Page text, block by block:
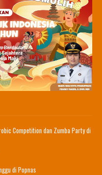
Competition dan Zumba Party di
di Popnas